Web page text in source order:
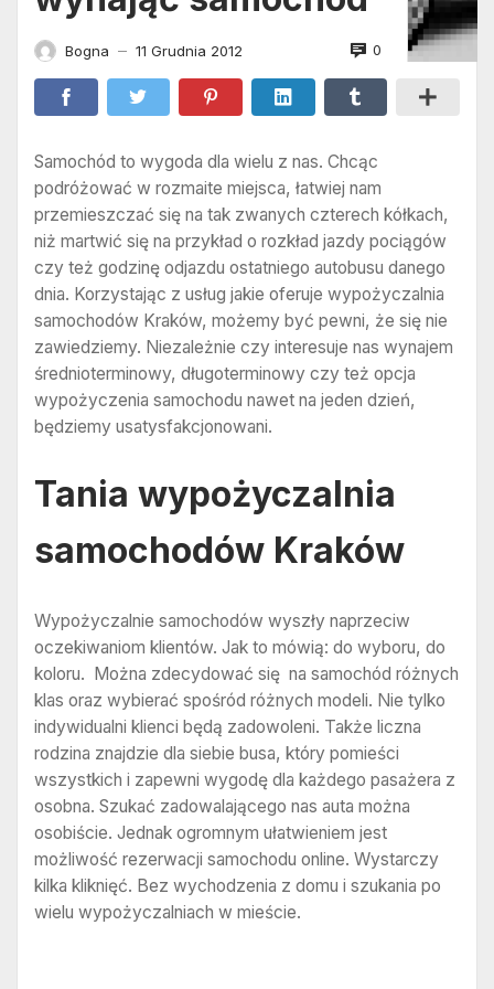
Bogna — 11 Grudnia 2012 0
Samochód to wygoda dla wielu z nas. Chcąc
podróżować w rozmaite miejsca, łatwiej nam
przemieszczać się na tak zwanych czterech kółkach,
niż martwić się na przykład o rozkład jazdy pociągów
czy też godzinę odjazdu ostatniego autobusu danego
dnia. Korzystając z usług jakie oferuje wypożyczalnia
samochodów Kraków, możemy być pewni, że się nie
zawiedziemy. Niezależnie czy interesuje nas wynajem
średnioterminowy, długoterminowy czy też opcja
wypożyczenia samochodu nawet na jeden dzień,
będziemy usatysfakcjonowani.
Tania wypożyczalnia
samochodów Kraków
Wypożyczalnie samochodów wyszły naprzeciw
oczekiwaniom klientów. Jak to mówią: do wyboru, do
koloru. Można zdecydować się na samochód różnych
klas oraz wybierać spośród różnych modeli. Nie tylko
indywidualni klienci będą zadowoleni. Także liczna
rodzina znajdzie dla siebie busa, który pomieści
wszystkich i zapewni wygodę dla każdego pasażera z
osobna. Szukać zadowalającego nas auta można
osobiście. Jednak ogromnym ułatwieniem jest
możliwość rezerwacji samochodu online. Wystarczy
kilka kliknięć. Bez wychodzenia z domu i szukania po
wielu wypożyczalniach w mieście.